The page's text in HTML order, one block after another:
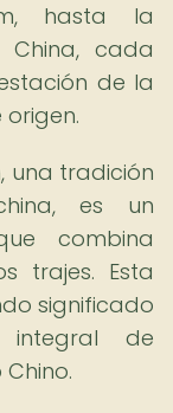
hasta la
cada
de la
una tradición
es un
combina
trajes. Esta
significado
de